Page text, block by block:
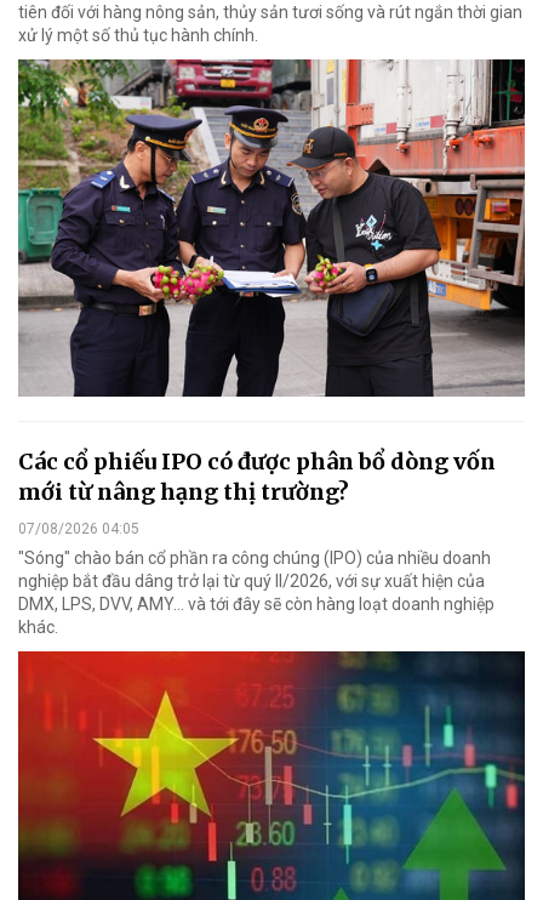
tiên đối với hàng nông sản, thủy sản tươi sống và rút ngắn thời gian
xử lý một số thủ tục hành chính.
Các cổ phiếu IPO có được phân bổ dòng vốn
mới từ nâng hạng thị trường?
07/08/2026 04:05
"Sóng" chào bán cổ phần ra công chúng (IPO) của nhiều doanh
nghiệp bắt đầu dâng trở lại từ quý II/2026, với sự xuất hiện của
DMX, LPS, DVV, AMY... và tới đây sẽ còn hàng loạt doanh nghiệp
khác.